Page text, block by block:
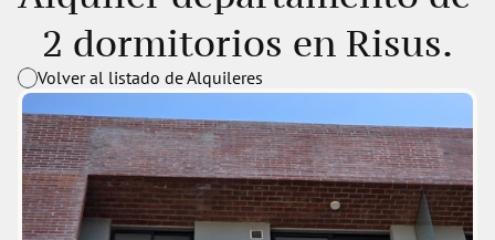
2 dormitorios en Risus.
Volver al listado de Alquileres